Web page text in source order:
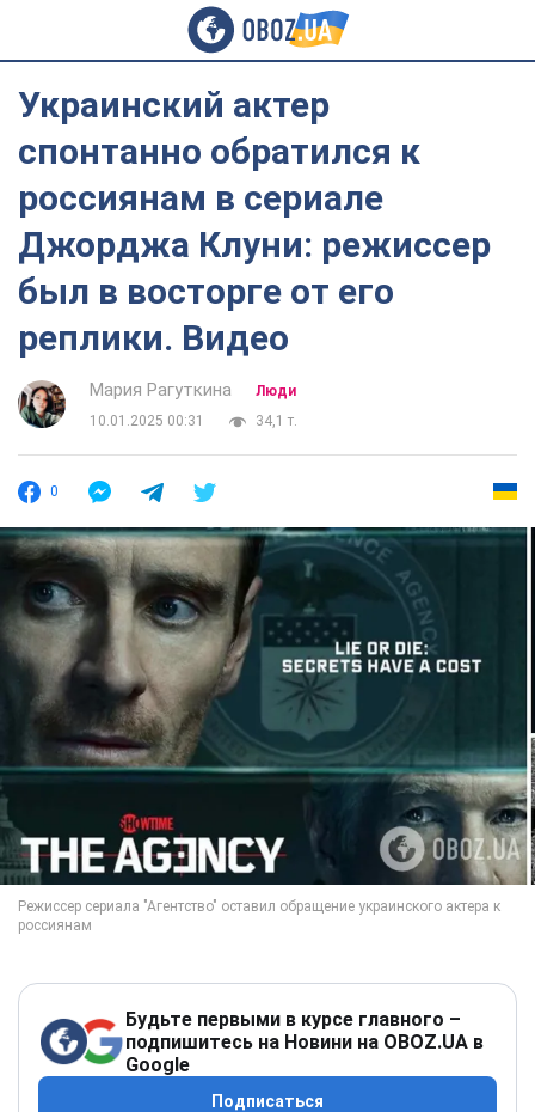
Украинский актер
спонтанно обратился к
россиянам в сериале
Джорджа Клуни: режиссер
был в восторге от его
реплики. Видео
Мария Рагуткина
Люди
10.01.2025 00:31
34,1 т.
0
Будьте первыми в курсе главного –
подпишитесь на Новини на OBOZ.UA в
Google
Подписаться